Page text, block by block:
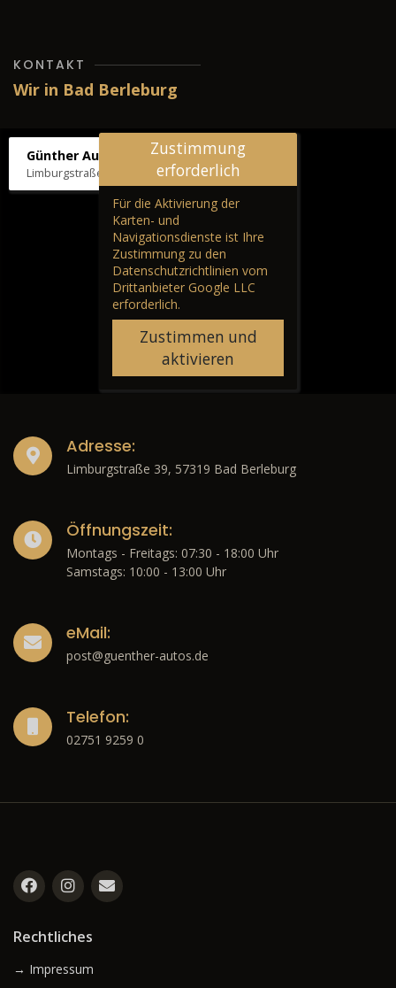
KONTAKT
Wir in Bad Berleburg
Günther Autos & Service
Limburgstraße 39, 57319 Bad Berleburg
Zustimmung
erforderlich
Für die Aktivierung der
Karten- und
Navigationsdienste ist Ihre
Zustimmung zu den
Datenschutzrichtlinien vom
Drittanbieter Google LLC
erforderlich.
Zustimmen und
aktivieren
Adresse:
Limburgstraße 39, 57319 Bad Berleburg
Öffnungszeit:
Montags - Freitags: 07:30 - 18:00 Uhr
Samstags: 10:00 - 13:00 Uhr
eMail:
post@guenther-autos.de
Telefon:
02751 9259 0
Rechtliches
→ Impressum